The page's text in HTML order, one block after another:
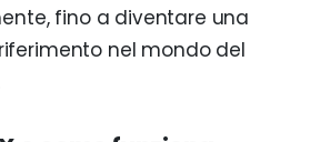
fino a diventare una
nel mondo del